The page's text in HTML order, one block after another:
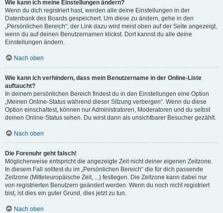
Wie kann ich meine Einstellungen ändern?
Wenn du dich registriert hast, werden alle deine Einstellungen in der
Datenbank des Boards gespeichert. Um diese zu ändern, gehe in den
„Persönlichen Bereich“; der Link dazu wird meist oben auf der Seite angezeigt,
wenn du auf deinen Benutzernamen klickst. Dort kannst du alle deine
Einstellungen ändern.
Nach oben
Wie kann ich verhindern, dass mein Benutzername in der Online-Liste
auftaucht?
In deinem persönlichen Bereich findest du in den Einstellungen eine Option
„Meinen Online-Status während dieser Sitzung verbergen“. Wenn du diese
Option einschaltest, können nur Administratoren, Moderatoren und du selbst
deinen Online-Status sehen. Du wirst dann als unsichtbarer Besucher gezählt.
Nach oben
Die Forenuhr geht falsch!
Möglicherweise entspricht die angezeigte Zeit nicht deiner eigenen Zeitzone.
In diesem Fall solltest du im „Persönlichen Bereich“ die für dich passende
Zeitzone (Mitteleuropäische Zeit, ...) festlegen. Die Zeitzone kann dabei nur
von registrierten Benutzern geändert werden. Wenn du noch nicht registriert
bist, ist dies ein guter Grund, dies jetzt zu tun.
Nach oben